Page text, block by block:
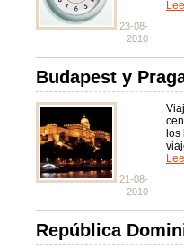
23-08-
2010
Budapest y
21-08-
2010
República